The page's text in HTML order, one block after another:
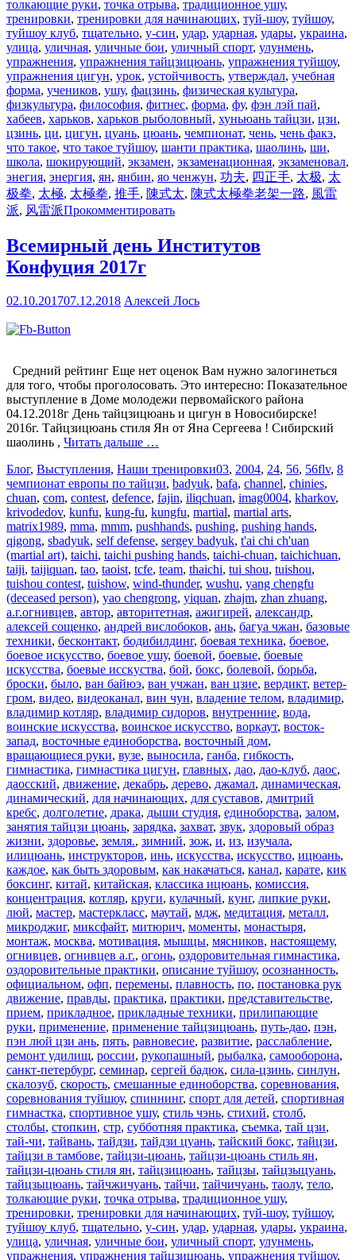
толкающие руки, точка отрыва, традиционное ушу,
тренировки, тренировки для начинающих, туй-шоу, туйшоу,
туйшоу клуб, тщательно, у-син, удар, ударная, удары, украина,
улица, уличная, уличные бои, уличный спорт, улунмень,
упражнения, упражнения тайцзицюань, упражнения туйшоу,
упражнения цигун, урок, устойчивость, утверждал, учебная
форма, учеников, ушу, фацзинь, физическая культура,
физкультура, философия, фитнес, форма, фу, фэн лэй пай,
хабеев, харьков, харьков рыболовный, хуньюань тайцзи, цзи,
цзинь, ци, цигун, цуань, цюань, чемпионат, чень, чень факэ,
что такое, что такое туйшоу, шанти практика, шаолинь, ши,
школа, шокирующий, экзамен, экзаменационная, экзаменовал,
энегия, энергия, ян, янбин, яо ченжун, 功夫, 四正手, 太极, 太
极拳, 太極, 太極拳, 推手, 陳式太, 陳式太極拳老架一路, 風雷
派, 风雷派Прокомментировать
Всемирный день Институтов
Конфуция 2017г
02.10.201707.12.2018 Алексей Лось
Средний рейтинг Еще нет оценок Вам нужно залогинеться
для того, чтобы проголосовать. Это интересно: Показательное
выступление в Доме молодежи первомайского района
04.12.2018г День тайцзицюань и цигун в Новосибирске!
2016г. Тайцзицюань стиля Ян от Яна Сергеева ! Cибирский
шаолинь , Читать дальше …
Блог, Выступления, Наши тренировки03, 2004, 24, 56, 56flv, 8
чемпионат европы по тайцзи, badyuk, bafa, channel, chinies,
chuan, com, contest, defence, fajin, iliqchuan, imag0004, kharkov,
krivodedov, kunfu, kung-fu, kungfu, martial, martial arts,
matrix1989, mma, mmm, pushhands, pushing, pushing hands,
qigong, sbadyuk, self defense, sergey badyuk, t'ai chi ch'uan
(martial art), taichi, taichi pushing hands, taichi-chuan, taichichuan,
taiji, taijiquan, tao, taoist, tcfe, team, thaichi, tui shou, tuishou,
tuishou contest, tuishow, wind-thunder, wushu, yang chengfu
(deceased person), yao chengrong, yiquan, zhajm, zhan zhuang,
а.г.огнивцев, автор, авторитетная, ажигирей, александр,
алексей сощенко, андрей вислобоков, ань, багуа чжан, базовые
техники, бесконтакт, бодибилдинг, боевая техника, боевое,
боевое искусство, боевое ушу, боевой, боевые, боевые
искусства, боевые исскуства, бой, бокс, болевой, борьба,
броски, было, ван байюэ, ван учжан, ван цзие, вердикт, ветер-
гром, видео, видеоканал, вин чун, владение телом, владимир,
владимир котляр, владимир сидоров, внутренние, вода,
воинские искусства, воинское искусство, воркаут, восток-
запад, восточные единоборства, восточный дом,
вращающиеся руки, вузе, выносила, ганба, гибкость,
гимнастика, гимнастика цигун, главных, дао, дао-клуб, даос,
даосский, движение, декабрь, дерево, джамал, динамическая,
динамический, для начинающих, для суставов, дмитрий
кребс, долголетие, драка, дыши студия, единоборства, залом,
занятия тайцзи цюань, зарядка, захват, звук, здоровый образ
жизни, здоровье, земля., зимний, зож, и, из, изучала,
илицюань, инструкторов, инь, искусства, искусство, ицюань,
каждое, как быть здоровым, как накачаться, канал, карате, кик
боксинг, китай, китайская, классика ицюань, комиссия,
концентрация, котляр, круги, кулачный, кунг, липкие руки,
люй, мастер, мастеркласс, маутай, мдж, медитация, металл,
микроджиг, миксфайт, митюрич, моменты, монастыря,
монтаж, москва, мотивация, мышцы, мясников, настоящему,
огнивцев, огнивцев а.г., огонь, оздоровительная гимнастика,
оздоровительные практики, описание туйшоу, осознанность,
официальном, офп, перемены, плавность, по, постановка рук
движение, правды, практика, практики, представительстве,
прием, прикладное, прикладные техники, прилипающие
руки, применение, применение тайцзицюань, путь-дао, пэн,
пэн люй цзи ань, пять, равновесие, развитие, расслабление,
ремонт удилищ, россии, рукопашный, рыбалка, самооборона,
санкт-петербург, семинар, сергей бадюк, сила-цзинь, синлун,
скалозуб, скорость, смешанные единоборства, соревнования,
соревнования туйшоу, спиннинг, спорт для детей, спортивная
гимнастка, спортивное ушу, стиль чэнь, стихий, столб,
столбы, стопкин, стр, субботняя практика, съемка, тай цзи,
тай-чи, тайвань, тайдзи, тайдзи цуань, тайский бокс, тайцзи,
тайцзи в тамбове, тайцзи-цюань, тайцзи-цюань стиль ян,
тайцзи-цюань стиля ян, тайцзицюань, тайцзы, тайцзыцуань,
тайцзыцюань, тайчжичуань, тайчи, тайчичуань, таолу, тело,
толкающие руки, точка отрыва, традиционное ушу,
тренировки, тренировки для начинающих, туй-шоу, туйшоу,
туйшоу клуб, тщательно, у-син, удар, ударная, удары, украина,
улица, уличная, уличные бои, уличный спорт, улунмень,
упражнения, упражнения тайцзицюань, упражнения туйшоу,